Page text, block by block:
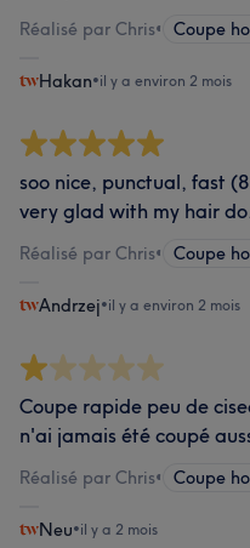
Réalisé par Chris• Coupe
Hakan•il y a environ 2 mois
soo nice, punctual, fast
very glad with my hair
Réalisé par Chris• Coupe
Andrzej•il y a environ 2 mois
Coupe rapide peu de
n'ai jamais été coupé
Réalisé par Chris• Coupe
Neu•il y a 2 mois